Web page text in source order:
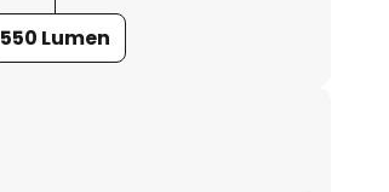
550 Lumen